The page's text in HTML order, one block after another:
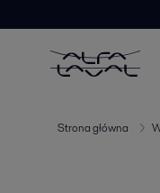
Strona główna